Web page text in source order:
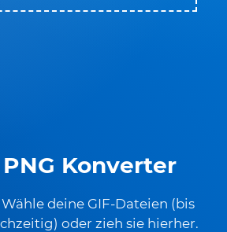
PNG Konverter
Wähle deine GIF-Dateien (bis
oder zieh sie hierher.